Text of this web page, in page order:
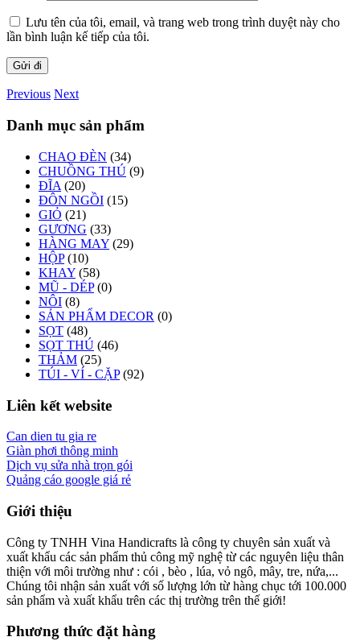
Lưu tên của tôi, email, và trang web trong trình duyệt này cho
lần bình luận kế tiếp của tôi.
Previous Next
Danh mục sản phẩm
CHAO ĐÈN (34)
CHUỒNG THÚ (9)
ĐĨA (20)
ĐÔN NGỒI (15)
GIỎ (21)
GƯƠNG (33)
HÀNG MAY (29)
HỘP (10)
KHAY (58)
MŨ - DÉP (0)
NÔI (8)
SẢN PHẨM DECOR (0)
SỌT (48)
SỌT THÚ (46)
THẢM (25)
TÚI - VÍ - CẶP (92)
Liên kết website
Can dien tu gia re
Giàn phơi thông minh
Dịch vụ sửa nhà trọn gói
Quảng cáo google giá rẻ
Giới thiệu
Công ty TNHH Vina Handicrafts là công ty chuyên sản xuất và
xuất khẩu các sản phẩm thủ công mỹ nghệ từ các nguyên liệu thân
thiện với môi trường như : cói , bèo , lúa, vỏ ngô, mây, tre, nứa,...
Chúng tôi nhận sản xuất với số lượng lớn từ hàng chục tới 100.000
sản phẩm và xuất khẩu trên các thị trường trên thế giới!
Phương thức đặt hàng